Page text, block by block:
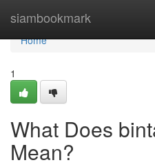
siambookmark
Home
Home
1
What Does
Mean?